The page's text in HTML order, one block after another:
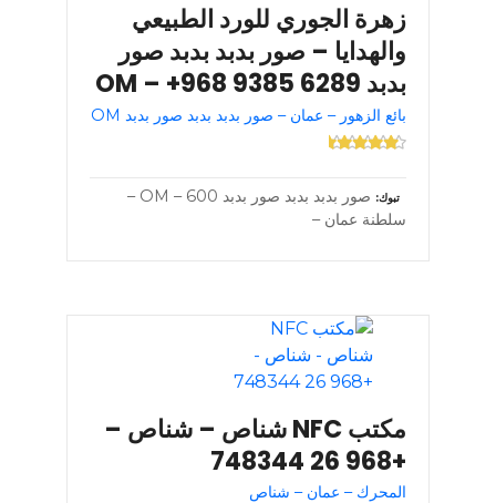
زهرة الجوري للورد الطبيعي
والهدايا – صور بدبد بدبد صور
بدبد OM – +968 9385 6289
بائع الزهور – عمان – صور بدبد بدبد صور بدبد OM
تبوك
صور بدبد بدبد صور بدبد OM – 600 –
سلطنة عمان –
مكتب NFC شناص – شناص –
+968 26 748344
المحرك – عمان – شناص